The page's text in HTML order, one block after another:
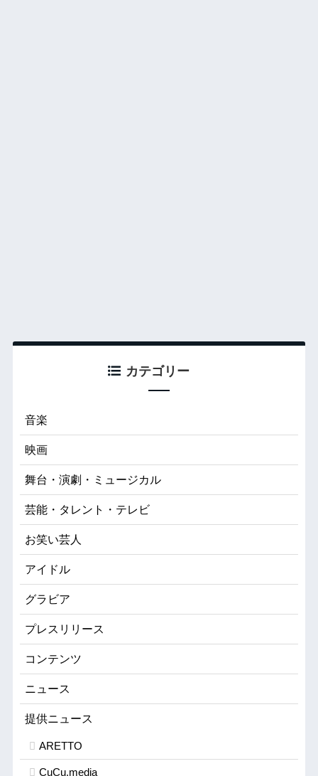
カテゴリー
音楽
映画
舞台・演劇・ミュージカル
芸能・タレント・テレビ
お笑い芸人
アイドル
グラビア
プレスリリース
コンテンツ
ニュース
提供ニュース
ARETTO
CuCu.media